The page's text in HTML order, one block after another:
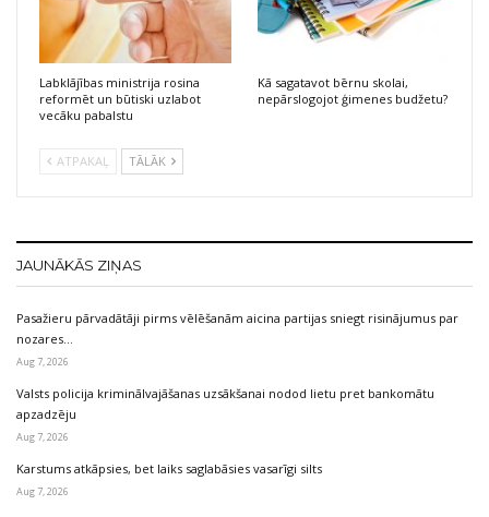
Labklājības ministrija rosina
reformēt un būtiski uzlabot
vecāku pabalstu
Kā sagatavot bērnu skolai,
nepārslogojot ģimenes budžetu?
ATPAKAĻ TĀLĀK
JAUNĀKĀS ZIŅAS
Pasažieru pārvadātāji pirms vēlēšanām aicina partijas sniegt risinājumus par
nozares…
Aug 7, 2026
Valsts policija kriminālvajāšanas uzsākšanai nodod lietu pret bankomātu
apzadzēju
Aug 7, 2026
Karstums atkāpsies, bet laiks saglabāsies vasarīgi silts
Aug 7, 2026